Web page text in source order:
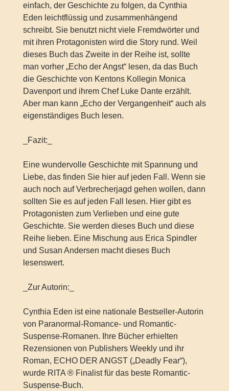
einfach, der Geschichte zu folgen, da Cynthia
Eden leichtflüssig und zusammenhängend
schreibt. Sie benutzt nicht viele Fremdwörter und
mit ihren Protagonisten wird die Story rund. Weil
dieses Buch das Zweite in der Reihe ist, sollte
man vorher „Echo der Angst“ lesen, da das Buch
die Geschichte von Kentons Kollegin Monica
Davenport und ihrem Chef Luke Dante erzählt.
Aber man kann „Echo der Vergangenheit“ auch als
eigenständiges Buch lesen.
_Fazit:_
Eine wundervolle Geschichte mit Spannung und
Liebe, das finden Sie hier auf jeden Fall. Wenn sie
auch noch auf Verbrecherjagd gehen wollen, dann
sollten Sie es auf jeden Fall lesen. Hier gibt es
Protagonisten zum Verlieben und eine gute
Geschichte. Sie werden dieses Buch und diese
Reihe lieben. Eine Mischung aus Erica Spindler
und Susan Andersen macht dieses Buch
lesenswert.
_Zur Autorin:_
Cynthia Eden ist eine nationale Bestseller-Autorin
von Paranormal-Romance- und Romantic-
Suspense-Romanen. Ihre Bücher erhielten
Rezensionen von Publishers Weekly und ihr
Roman, ECHO DER ANGST („Deadly Fear“),
wurde RITA ® Finalist für das beste Romantic-
Suspense-Buch.